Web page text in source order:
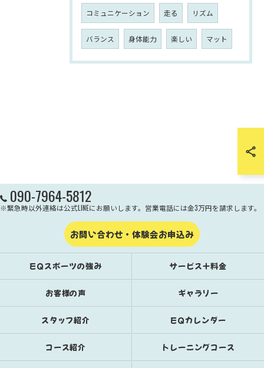
コミュニケーション 走る リズム
バランス 身体能力 楽しい マット
090-7964-5812
※緊急時以外連絡は公式LINEにお願いします。営業電話には金3万円を請求します。
お問い合わせ・体験会お申込み
EQスポーツの強み サービス＋料金
お客様の声 ギャラリー
スタッフ紹介 EQカレンダー
コース紹介 トレーニングコース